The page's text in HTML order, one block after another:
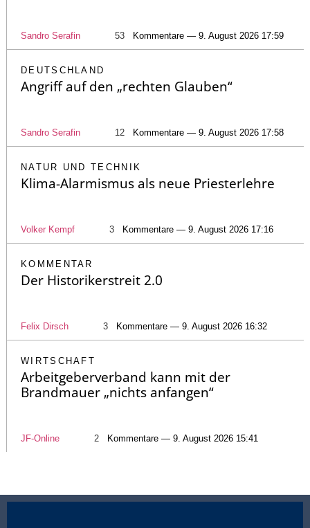
Sandro Serafin 53 Kommentare — 9. August 2026 17:59
DEUTSCHLAND
Angriff auf den „rechten Glauben“
Sandro Serafin 12 Kommentare — 9. August 2026 17:58
NATUR UND TECHNIK
Klima-Alarmismus als neue Priesterlehre
Volker Kempf 3 Kommentare — 9. August 2026 17:16
KOMMENTAR
Der Historikerstreit 2.0
Felix Dirsch 3 Kommentare — 9. August 2026 16:32
WIRTSCHAFT
Arbeitgeberverband kann mit der
Brandmauer „nichts anfangen“
JF-Online 2 Kommentare — 9. August 2026 15:41